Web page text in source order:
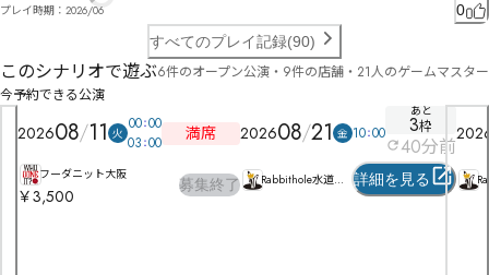
プレイ時期： 2026/06
0
すべてのプレイ記録(90)
このシナリオで遊ぶ6件のオープン公演・9件の店舗・21人のゲームマスター
今予約できる公演
202608 11 火 00 00
03 00 満席
フーダニット大阪
￥3,500
募集終了
202608 21 金 10 00
あと
3枠
40分前
Rabbithole水道橋
店
詳細を見る
店